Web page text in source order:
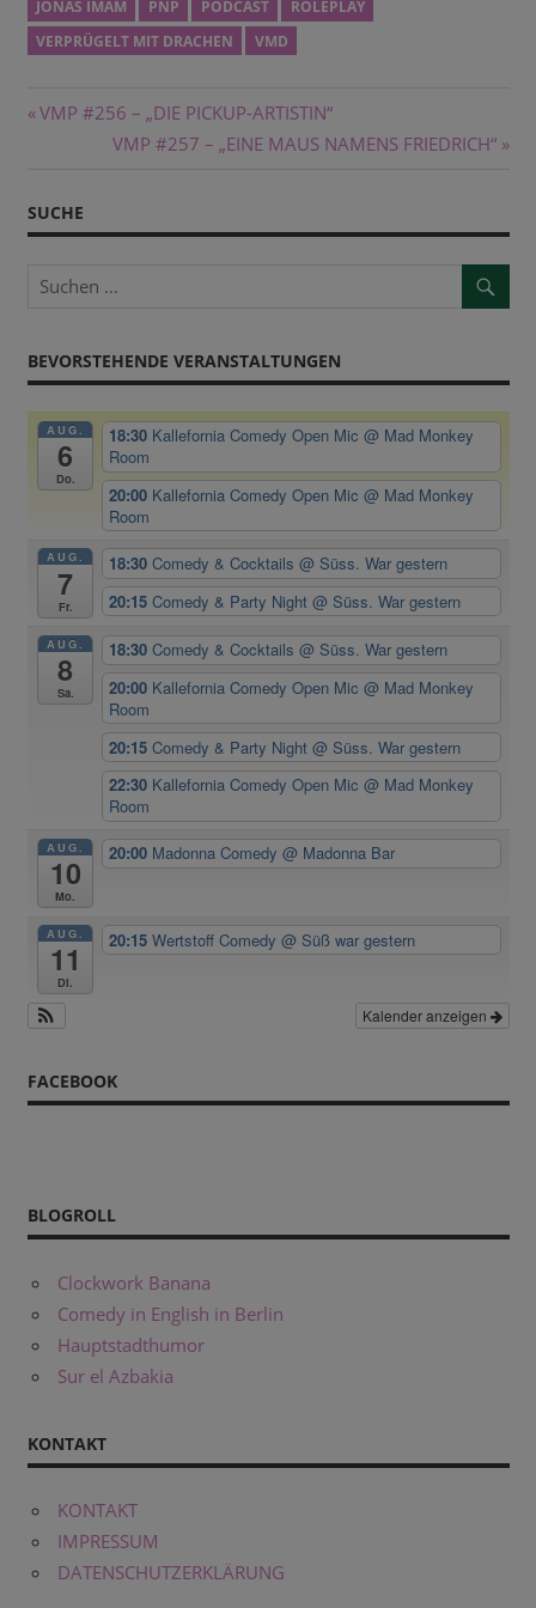
JONAS IMAM
PNP PODCAST
ROLEPLAY
VERPRÜGELT MIT DRACHEN
VMD
Beitragsnavigation
Vorheriger
VMP #256 – „DIE PICKUP-ARTISTIN“
Nächster
VMP #257 – „EINE MAUS NAMENS FRIEDRICH“
SUCHE
BEVORSTEHENDE VERANSTALTUNGEN
AUG.
6
Do.
18:30 Kallefornia Comedy Open Mic@ Mad Monkey
Room
20:00 Kallefornia Comedy Open Mic@ Mad Monkey
Room
AUG.
7
Fr.
18:30Comedy & Cocktails@ Süss. War gestern
20:15Comedy & Party Night@ Süss. War gestern
AUG.
8
Sa.
18:30Comedy & Cocktails@ Süss. War gestern
20:00 Kallefornia Comedy Open Mic@ Mad Monkey
Room
20:15Comedy & Party Night@ Süss. War gestern
22:30 Kallefornia Comedy Open Mic@ Mad Monkey
Room
AUG.
10
Mo.
20:00 Madonna Comedy@ Madonna Bar
AUG.
11
Di.
20:15Wertstoff Comedy@ Süß war gestern
Kalender anzeigen
FACEBOOK
BLOGROLL
Clockwork Banana
Comedy in English in Berlin
Hauptstadthumor
Sur el Azbakia
KONTAKT
KONTAKT
IMPRESSUM
DATENSCHUTZERKLÄRUNG